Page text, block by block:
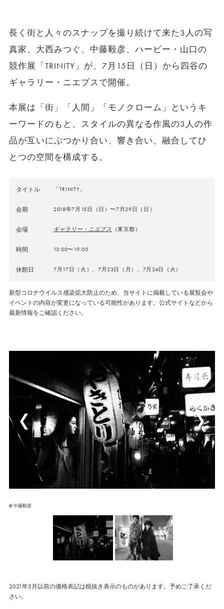
長く街と人々のスナップを撮り続けて来た3人の写
真家、大西みつぐ、中藤毅彦、ハービー・山口の
競作展「TRINITY」が、7月15日（日）から四谷の
ギャラリー・ニエプスで開催。
本展は「街」「人間」「モノクローム」というキ
ーワードのもと、スタイルの異なる作風の3人の作
品が互いにぶつかり合い、響き合い、融合してひ
とつの空間を構成する。
タイトル 「TRINITY」
会期 2018年7月15日（日）〜7月29日（日）
会場 ギャラリー・ニエプス （東京都）
時間 13:00〜19:00
休館日 7月17日（火）、7月23日（月）、7月24日（火）
新型コロナウイルス感染拡大防止のため、当サイトに掲載している展覧会や
イベントの内容が変更になっている可能性があります。公式サイトなどから
最新情報をご確認ください。
© 中藤毅彦
2021年3月以前の価格表記は税抜き表示のものがあります。予めご了承くだ
さい。